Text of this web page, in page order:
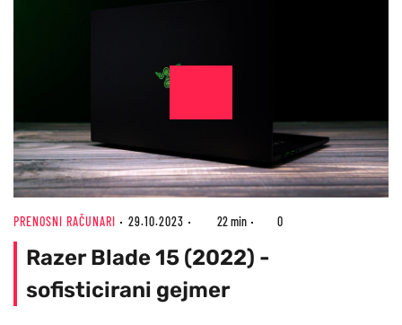
PRENOSNI RAČUNARI 29.10.2023 22 min 0
Razer Blade 15 (2022) -
sofisticirani gejmer